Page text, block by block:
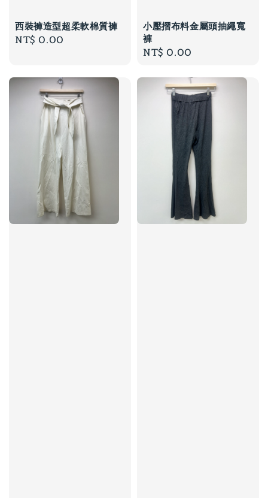
西裝褲造型超柔軟棉質褲
Regular
NT$ 0.00
小壓摺布料金屬頭抽繩寬
褲
Regular
NT$ 0.00